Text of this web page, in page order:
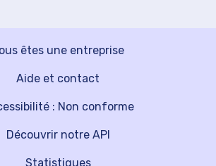
êtes une entreprise
Découvrir notre API
Aide et contact
Statistiques
: Non conforme